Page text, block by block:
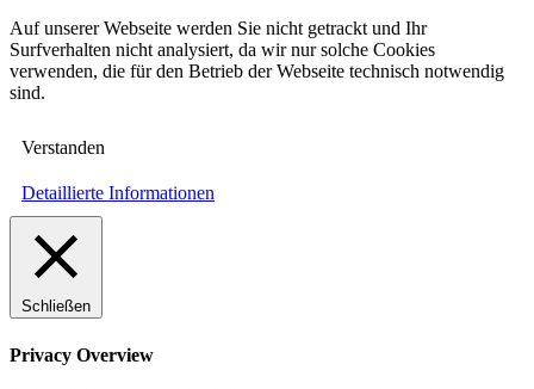
Auf unserer Webseite werden Sie nicht getrackt und Ihr
Surfverhalten nicht analysiert, da wir nur solche Cookies
verwenden, die für den Betrieb der Webseite technisch notwendig
sind.
Verstanden
Detaillierte Informationen
Schließen
Privacy Overview